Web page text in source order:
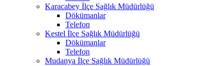
Karacabey İlçe Sağlık Müdürlüğü
Dökümanlar
Telefon
Kestel İlçe Sağlık Müdürlüğü
Dökümanlar
Telefon
Mudanya İlçe Sağlık Müdürlüğü